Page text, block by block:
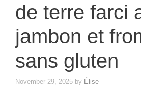
de terre farci
jambon et
sans gluten
November 29, 2025 by Élise